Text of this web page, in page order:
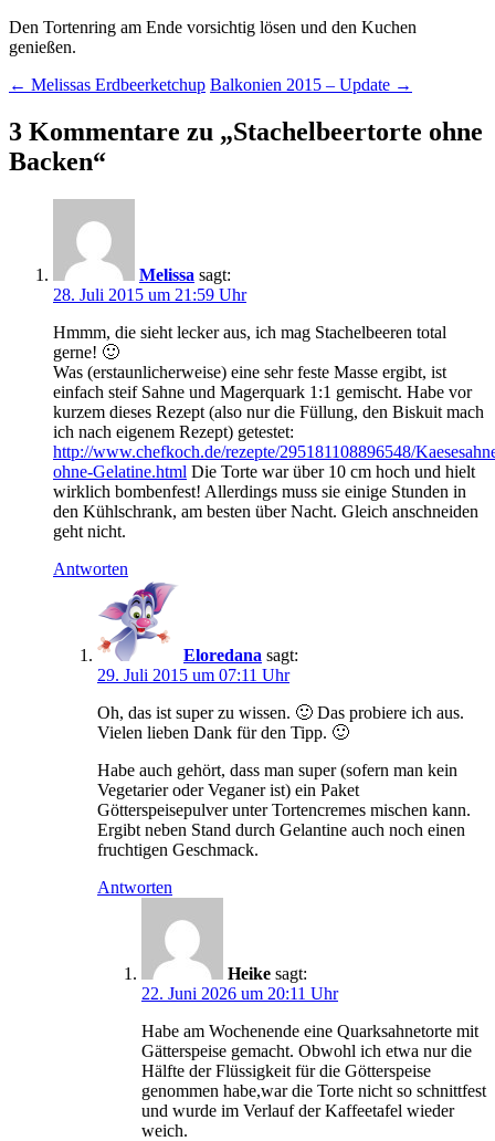
Den Tortenring am Ende vorsichtig lösen und den Kuchen
genießen.
Beitragsnavigation
← Melissas Erdbeerketchup Balkonien 2015 – Update →
3 Kommentare zu „Stachelbeertorte ohne
Backen“
Melissa sagt:
28. Juli 2015 um 21:59 Uhr
Hmmm, die sieht lecker aus, ich mag Stachelbeeren total
gerne! 🙂
Was (erstaunlicherweise) eine sehr feste Masse ergibt, ist
einfach steif Sahne und Magerquark 1:1 gemischt. Habe vor
kurzem dieses Rezept (also nur die Füllung, den Biskuit mach
ich nach eigenem Rezept) getestet:
http://www.chefkoch.de/rezepte/295181108896548/
ohne-Gelatine.html Die Torte war über 10 cm hoch und hielt
wirklich bombenfest! Allerdings muss sie einige Stunden in
den Kühlschrank, am besten über Nacht. Gleich anschneiden
geht nicht.
Antworten
Eloredana sagt:
29. Juli 2015 um 07:11 Uhr
Oh, das ist super zu wissen. 🙂 Das probiere ich aus.
Vielen lieben Dank für den Tipp. 🙂
Habe auch gehört, dass man super (sofern man kein
Vegetarier oder Veganer ist) ein Paket
Götterspeisepulver unter Tortencremes mischen kann.
Ergibt neben Stand durch Gelantine auch noch einen
fruchtigen Geschmack.
Antworten
Heike sagt:
22. Juni 2026 um 20:11 Uhr
Habe am Wochenende eine Quarksahnetorte mit
Gätterspeise gemacht. Obwohl ich etwa nur die
Hälfte der Flüssigkeit für die Götterspeise
genommen habe,war die Torte nicht so schnittfest
und wurde im Verlauf der Kaffeetafel wieder
weich.